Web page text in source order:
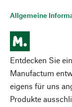
Allgemeine
Entdecken Sie
Manufactum
eigens für uns
Produkte